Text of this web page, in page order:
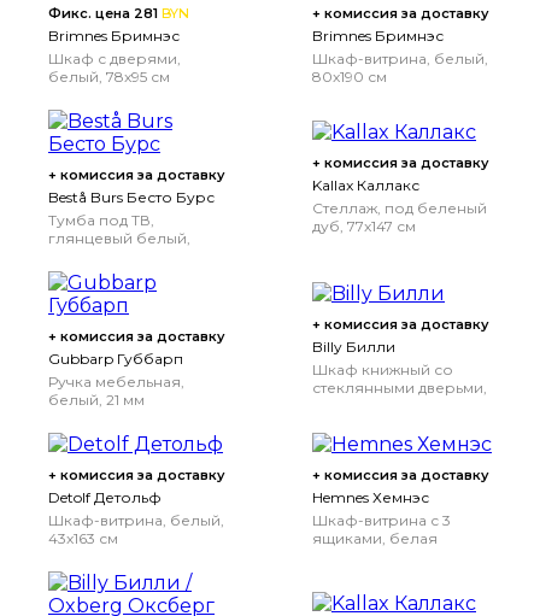
Фикс. цена 281 BYN
Brimnes Бримнэс
Шкаф с дверями,
белый, 78x95 см
+ комиссия за доставку
Brimnes Бримнэс
Шкаф-витрина, белый,
80x190 см
+ комиссия за доставку
Bestå Burs Бесто Бурс
Тумба под ТВ,
глянцевый белый,
+ комиссия за доставку
Kallax Каллакс
Стеллаж, под беленый
дуб, 77x147 см
+ комиссия за доставку
Gubbarp Губбарп
Ручка мебельная,
белый, 21 мм
+ комиссия за доставку
Billy Билли
Шкаф книжный со
стеклянными дверьми,
беленый, 80x30x202
+ комиссия за доставку
Detolf Детольф
Шкаф-витрина, белый,
43x163 см
+ комиссия за доставку
Hemnes Хемнэс
Шкаф-витрина с 3
ящиками, белая